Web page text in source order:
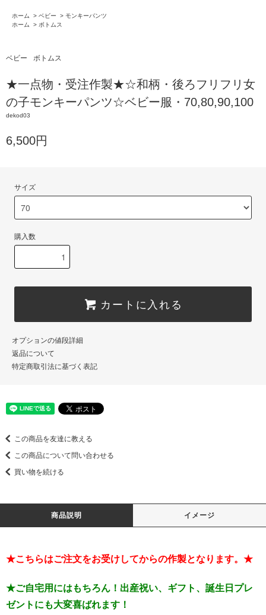
ホーム > ベビー > モンキーパンツ
ホーム
> ボトムス
ベビー ボトムス
★一点物・受注作製★☆和柄・後ろフリフリ女
の子モンキーパンツ☆ベビー服・70,80,90,100
dekod03
6,500円
サイズ
購入数
カートに入れる
オプションの値段詳細
返品について
特定商取引法に基づく表記
この商品を友達に教える
この商品について問い合わせる
買い物を続ける
商品説明 イメージ
★こちらはご注文をお受けしてからの作製となります。★
★ご自宅用にはもちろん！出産祝い、ギフト、誕生日プレ
ゼントにも大変喜ばれます！